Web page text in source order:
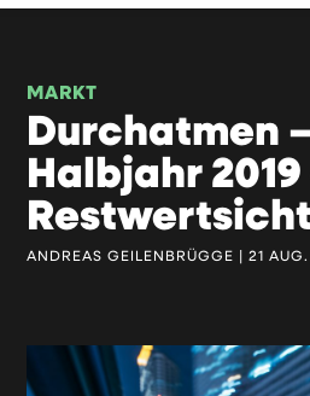
InhaltMARKT
Durchatmen
Halbjahr 2019
Restwertsicht
ANDREAS GEILENBRÜGGE | 21